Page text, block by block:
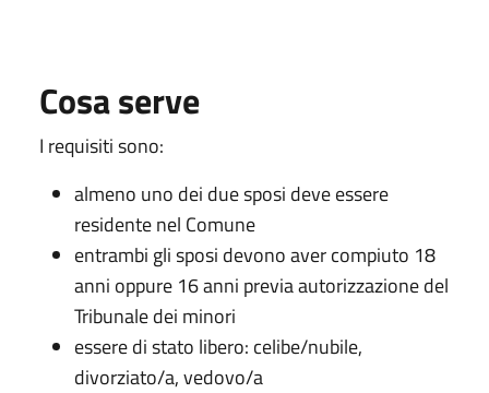
Cosa serve
I requisiti sono:
almeno uno dei due sposi deve essere
residente nel Comune
entrambi gli sposi devono aver compiuto 18
anni oppure 16 anni previa autorizzazione del
Tribunale dei minori
essere di stato libero: celibe/nubile,
divorziato/a, vedovo/a